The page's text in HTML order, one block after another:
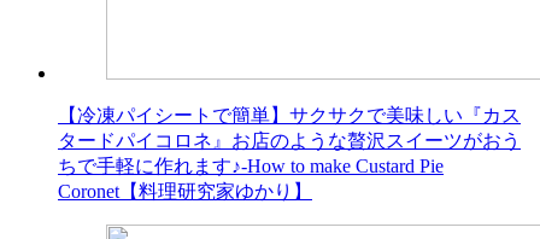
【冷凍パイシートで簡単】サクサクで美味しい『カス
タードパイコロネ』お店のような贅沢スイーツがおう
ちで手軽に作れます♪-How to make Custard Pie
Coronet【料理研究家ゆかり】